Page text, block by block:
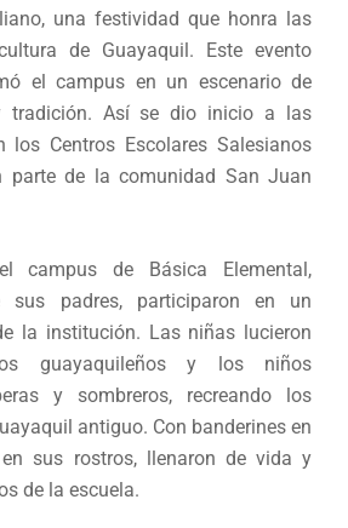
una festividad que honra las
de Guayaquil. Este evento
el campus en un escenario de
tradición. Así se dio inicio a las
los Centros Escolares Salesianos
parte de la comunidad San Juan
campus de Básica Elemental,
sus padres, participaron en un
la institución. Las niñas lucieron
guayaquileños y los niños
y sombreros, recreando los
antiguo. Con banderines en
sus rostros, llenaron de vida y
de la escuela.